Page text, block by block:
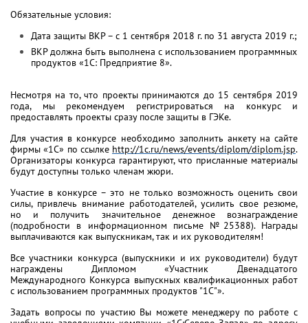
Обязательные условия:
Дата защиты ВКР – с 1 сентября 2018 г. по 31 августа 2019 г.;
ВКР должна быть выполнена с использованием программных
продуктов «1С: Предприятие 8».
Несмотря на то, что проекты принимаются до 15 сентября 2019
года, мы рекомендуем регистрироваться на конкурс и
предоставлять проекты сразу после защиты в ГЭКе.
Для участия в конкурсе необходимо заполнить анкету на сайте
фирмы «1С» по ссылке http://1c.ru/news/events/diplom/diplom.jsp.
Организаторы конкурса гарантируют, что присланные материалы
будут доступны только членам жюри.
Участие в конкурсе – это не только возможность оценить свои
силы, привлечь внимание работодателей, усилить свое резюме,
но и получить значительное денежное вознаграждение
(подробности в информационном письме №25388). Награды
выплачиваются как выпускникам, так и их руководителям!
Все участники конкурса (выпускники и их руководители) будут
награждены Дипломом «Участник Двенадцатого
Международного Конкурса выпускных квалификационных работ
с использованием программных продуктов "1С"».
Задать вопросы по участию Вы можете менеджеру по работе с